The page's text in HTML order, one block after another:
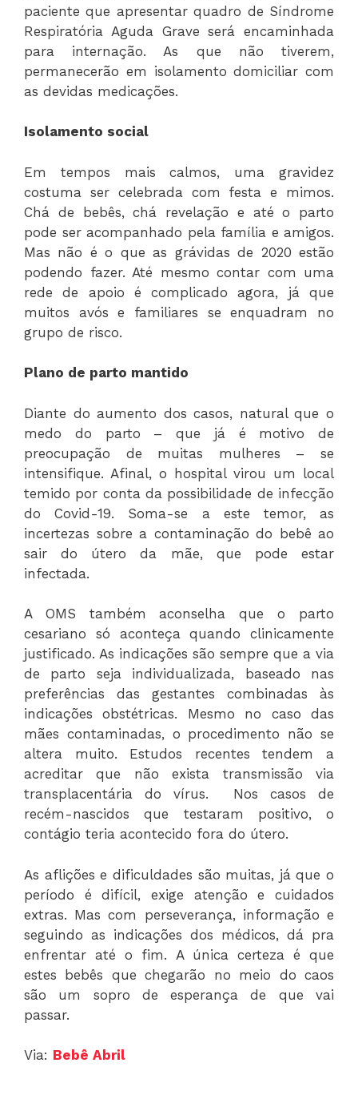
paciente que apresentar quadro de Síndrome
Respiratória Aguda Grave será encaminhada
para internação. As que não tiverem,
permanecerão em isolamento domiciliar com
as devidas medicações.
Isolamento social
Em tempos mais calmos, uma gravidez
costuma ser celebrada com festa e mimos.
Chá de bebês, chá revelação e até o parto
pode ser acompanhado pela família e amigos.
Mas não é o que as grávidas de 2020 estão
podendo fazer. Até mesmo contar com uma
rede de apoio é complicado agora, já que
muitos avós e familiares se enquadram no
grupo de risco.
Plano de parto mantido
Diante do aumento dos casos, natural que o
medo do parto – que já é motivo de
preocupação de muitas mulheres – se
intensifique. Afinal, o hospital virou um local
temido por conta da possibilidade de infecção
do Covid-19. Soma-se a este temor, as
incertezas sobre a contaminação do bebê ao
sair do útero da mãe, que pode estar
infectada.
A OMS também aconselha que o parto
cesariano só aconteça quando clinicamente
justificado. As indicações são sempre que a via
de parto seja individualizada, baseado nas
preferências das gestantes combinadas às
indicações obstétricas. Mesmo no caso das
mães contaminadas, o procedimento não se
altera muito. Estudos recentes tendem a
acreditar que não exista transmissão via
transplacentária do vírus. Nos casos de
recém-nascidos que testaram positivo, o
contágio teria acontecido fora do útero.
As aflições e dificuldades são muitas, já que o
período é difícil, exige atenção e cuidados
extras. Mas com perseverança, informação e
seguindo as indicações dos médicos, dá pra
enfrentar até o fim. A única certeza é que
estes bebês que chegarão no meio do caos
são um sopro de esperança de que vai
passar.
Via: Bebê Abril